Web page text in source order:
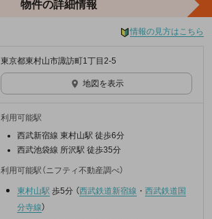
物件の詳細情報
情報の見方はこちら
東京都東村山市諏訪町1丁目2-5
地図を表示
利用可能駅
西武新宿線 東村山駅 徒歩6分
西武池袋線 所沢駅 徒歩35分
利用可能駅（ニフティ不動産調べ）
東村山駅 歩5分 （西武鉄道新宿線 ・ 西武鉄道国
分寺線）